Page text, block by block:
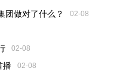
团做对了什么？ 02-08
02-08
播 02-08